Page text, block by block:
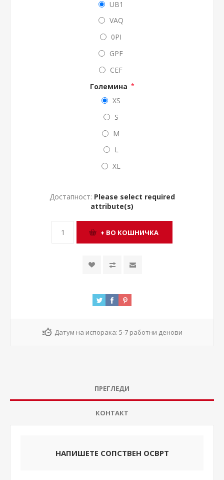
UB1
VAQ
0PI
GPF
CEF
Големина *
XS
S
M
L
XL
Достапност: Please select required
attribute(s)
Датум на испорака: 5-7 работни денови
ПРЕГЛЕДИ
КОНТАКТ
НАПИШЕТЕ СОПСТВЕН ОСВРТ